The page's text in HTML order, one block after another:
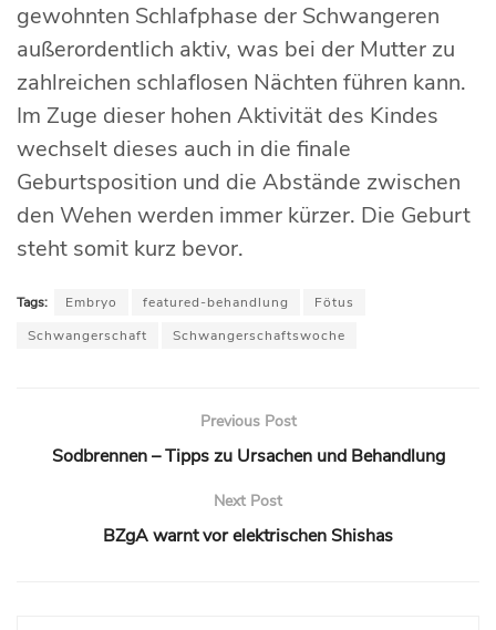
gewohnten Schlafphase der Schwangeren
außerordentlich aktiv, was bei der Mutter zu
zahlreichen schlaflosen Nächten führen kann.
Im Zuge dieser hohen Aktivität des Kindes
wechselt dieses auch in die finale
Geburtsposition und die Abstände zwischen
den Wehen werden immer kürzer. Die Geburt
steht somit kurz bevor.
Tags: Embryo featured-behandlung
Fötus
Schwangerschaft
Schwangerschaftswoche
Previous Post
Sodbrennen – Tipps zu Ursachen und Behandlung
Next Post
BZgA warnt vor elektrischen Shishas